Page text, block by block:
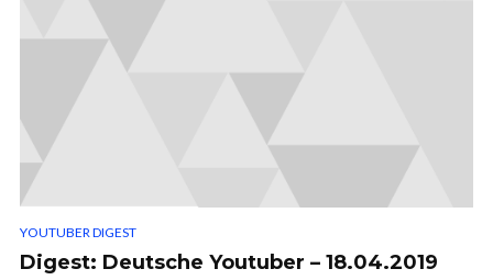
YOUTUBER DIGEST
Digest: Deutsche Youtuber – 18.04.2019